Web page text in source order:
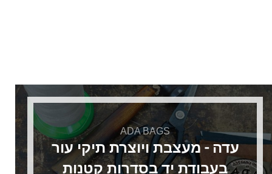
ADA BAGS
עדה - מעצבת ויוצרת תיקי עור
בעבודת יד בסדרות קטנות